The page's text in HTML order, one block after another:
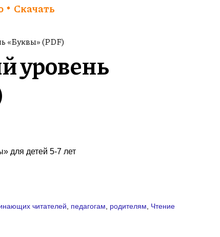
Скачать
«Буквы» (PDF)
уровень
для детей 5-7 лет
читателей педагогам родителям Чтение